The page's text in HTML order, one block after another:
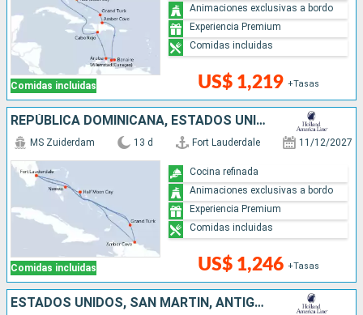
Comidas incluidas US$ 1,219 +Tasas
Animaciones exclusivas a bordo
Experiencia Premium
Comidas incluidas
REPÚBLICA DOMINICANA, ESTADOS UNIDOS, BAHAMAS
Comidas incluidas
MS Zuiderdam 13 d Fort Lauderdale 11/12/2027
US$ 1,246 +Tasas
Cocina refinada
Animaciones exclusivas a bordo
Experiencia Premium
Comidas incluidas
ESTADOS UNIDOS, SAN MARTÍN, ANTIGUA Y BARBUDA, SANTA LUCIA, BAHAMAS